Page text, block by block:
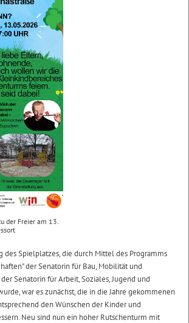
der Freier am 13.
des Spielplatzes, die durch Mittel des Programms
der Senatorin für Bau, Mobilität und
Senatorin für Arbeit, Soziales, Jugend und
war es zunächst, die in die Jahre gekommenen
den Wünschen der Kinder und
Neu sind nun ein hoher Rutschenturm mit